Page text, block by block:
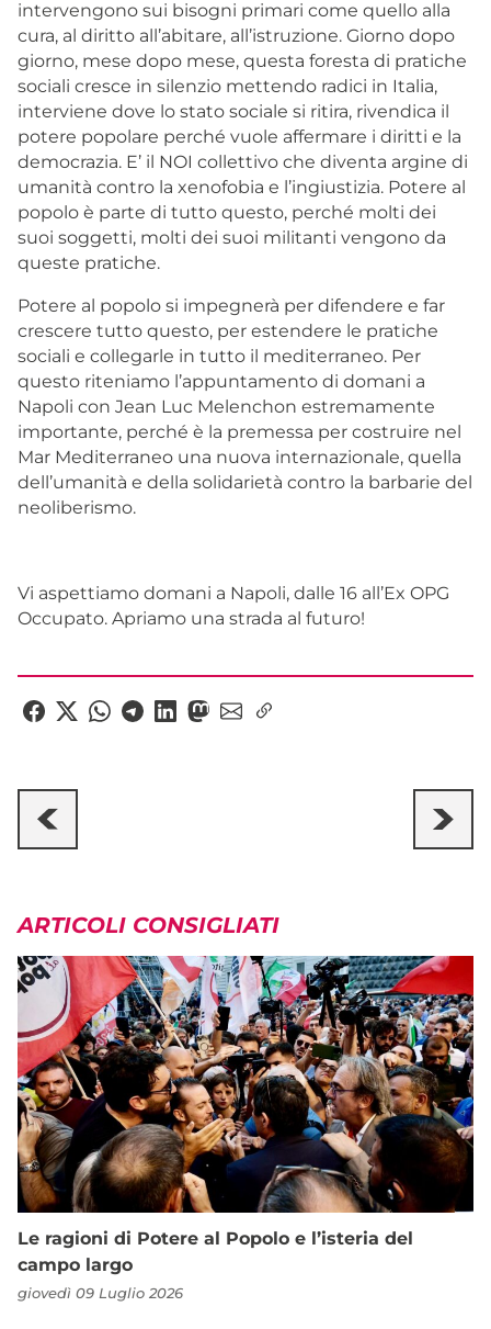
intervengono sui bisogni primari come quello alla
cura, al diritto all’abitare, all’istruzione. Giorno dopo
giorno, mese dopo mese, questa foresta di pratiche
sociali cresce in silenzio mettendo radici in Italia,
interviene dove lo stato sociale si ritira, rivendica il
potere popolare perché vuole affermare i diritti e la
democrazia. E’ il NOI collettivo che diventa argine di
umanità contro la xenofobia e l’ingiustizia. Potere al
popolo è parte di tutto questo, perché molti dei
suoi soggetti, molti dei suoi militanti vengono da
queste pratiche.
Potere al popolo si impegnerà per difendere e far
crescere tutto questo, per estendere le pratiche
sociali e collegarle in tutto il mediterraneo. Per
questo riteniamo l’appuntamento di domani a
Napoli con Jean Luc Melenchon estremamente
importante, perché è la premessa per costruire nel
Mar Mediterraneo una nuova internazionale, quella
dell’umanità e della solidarietà contro la barbarie del
neoliberismo.
Vi aspettiamo domani a Napoli, dalle 16 all’Ex OPG
Occupato. Apriamo una strada al futuro!
ARTICOLI CONSIGLIATI
Le ragioni di Potere al Popolo e l’isteria del
campo largo
giovedì 09 Luglio 2026